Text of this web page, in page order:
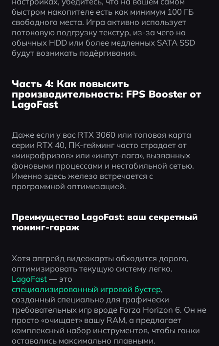
быстром накопителе есть как минимум 100 ГБ
свободного места. Игра активно использует
потоковую подгрузку текстур, из-за чего на
обычных HDD или более медленных SATA SSD
будут возникать подёргивания.
Часть 4: Как повысить
производительность: FPS Booster от
LagoFast
Даже если у вас RTX 3060 или топовая карта
серии RTX 40, ПК-гейминг часто страдает от
«микрофризов» или «инпут-лага», вызванных
фоновыми процессами и нестабильной сетью.
Именно здесь железо встречается с
программной оптимизацией.
Преимущество LagoFast: ваш секретный
тюнинг-гараж
Хотя апгрейд видеокарты обходится дорого,
оптимизировать текущую систему легко.
LagoFast — это
специализированный игровой бустер,
созданный специально для графически
требовательных игр вроде Forza Horizon 6. Он не
просто «очищает» вашу RAM, а предлагает
комплексный набор инструментов, чтобы гонки
оставались максимально плавными.